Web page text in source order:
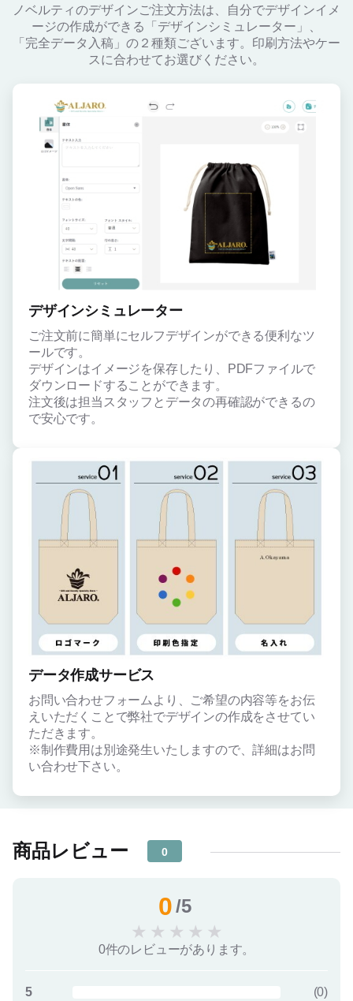
ノベルティのデザインご注文方法は、自分でデザインイメ
ージの作成ができる「デザインシミュレーター」、
「完全データ入稿」の２種類ございます。印刷方法やケー
スに合わせてお選びください。
デザインシミュレーター
ご注文前に簡単にセルフデザインができる便利なツ
ールです。
デザインはイメージを保存したり、PDFファイルで
ダウンロードすることができます。
注文後は担当スタッフとデータの再確認ができるの
で安心です。
データ作成サービス
お問い合わせフォームより、ご希望の内容等をお伝
えいただくことで弊社でデザインの作成をさせてい
ただきます。
※制作費用は別途発生いたしますので、詳細はお問
い合わせ下さい。
商品レビュー 0
0/5
★ ★ ★ ★ ★
0件のレビューがあります。
5 (0)